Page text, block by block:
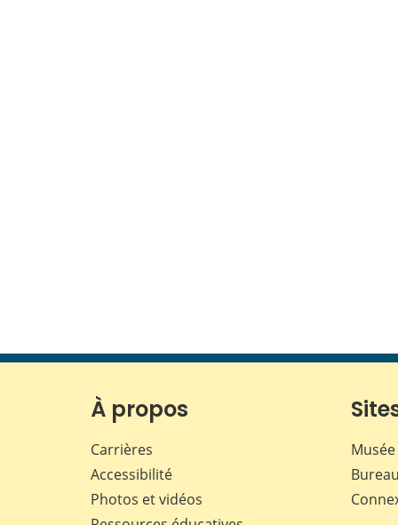
À propos
Carrières
Accessibilité
Photos et vidéos